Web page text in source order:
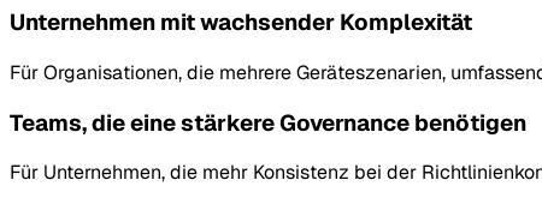
Unternehmen mit wachsender Komplexität
Für Organisationen, die mehrere Geräteszenarien,
Teams, die eine stärkere Governance benötigen
Für Unternehmen, die mehr Konsistenz bei der